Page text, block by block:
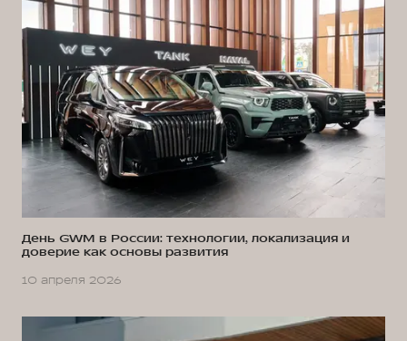
День GWM в России: технологии, локализация и
доверие как основы развития
10 апреля 2026